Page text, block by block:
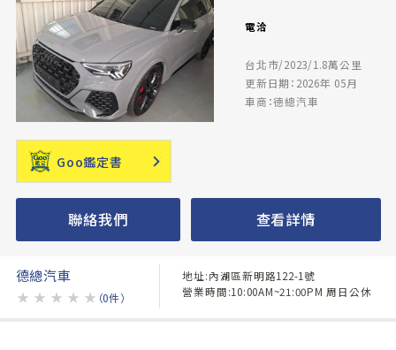
電洽
台北市/2023/1.8萬公里
更新日期：2026年 05月
車商：德總汽車
Goo鑑定書
聯絡我們 查看詳情
德總汽車
★ ★ ★ ★ ★ （0件）
地址:內湖區新明路122-1號
營業時間:10:00AM~21:00PM 周日公休